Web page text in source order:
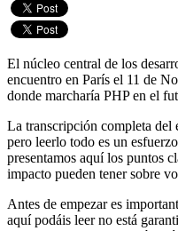
El núcleo central de los
encuentro en París el 11 de
donde marcharía PHP en el
La transcripción completa del
pero leerlo todo es un
presentamos aquí los puntos
impacto pueden tener sobre
Antes de empezar es
aquí podáis leer no está